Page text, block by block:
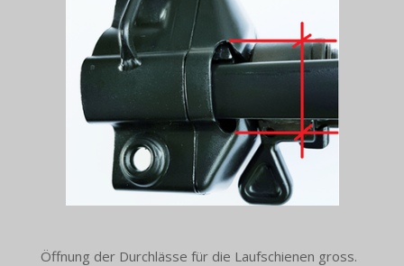
Öffnung der Durchlässe für die Laufschienen gross.